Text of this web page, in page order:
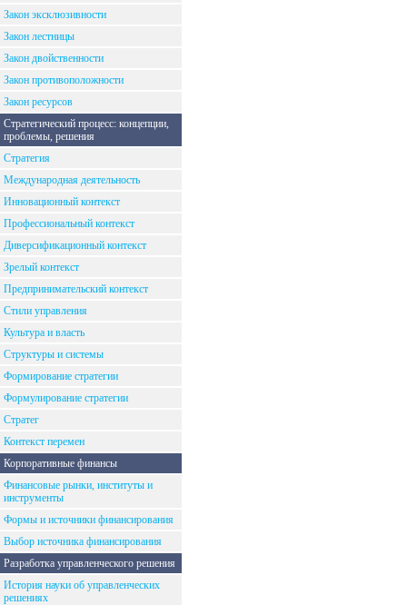
Закон эксклюзивности
Закон лестницы
Закон двойственности
Закон противоположности
Закон ресурсов
Стратегический процесс: концепции,
проблемы, решения
Стратегия
Международная деятельность
Инновационный контекст
Профессиональный контекст
Диверсификационный контекст
Зрелый контекст
Предпринимательский контекст
Стили управления
Культура и власть
Структуры и системы
Формирование стратегии
Формулирование стратегии
Стратег
Контекст перемен
Корпоративные финансы
Финансовые рынки, институты и
инструменты
Формы и источники финансирования
Выбор источника финансирования
Разработка управленческого решения
История науки об управленческих
решениях